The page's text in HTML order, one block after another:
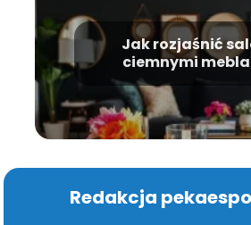
Jak rozjaśnić
ciemnymi
Sprawdzone
inspiracje
Redakcja